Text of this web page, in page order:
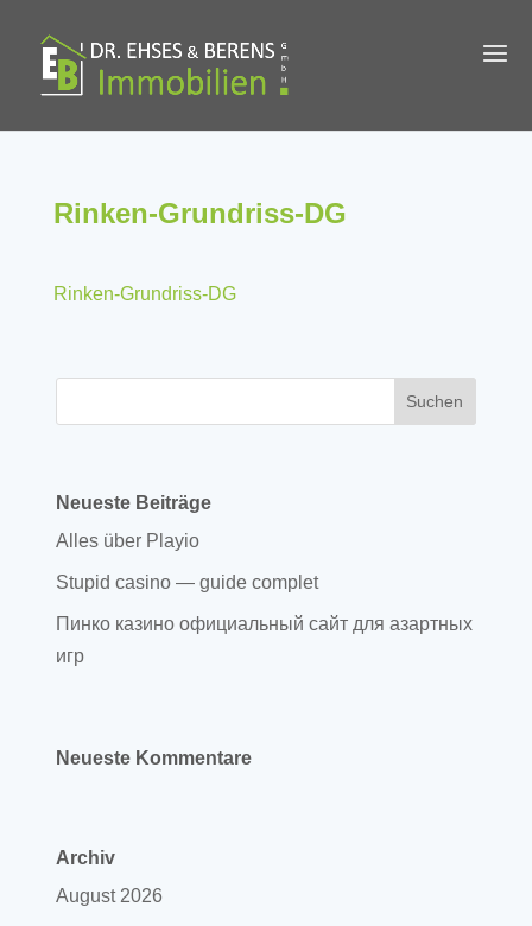
Rinken-Grundriss-DG
Rinken-Grundriss-DG
Neueste Beiträge
Alles über Playio
Stupid casino — guide complet
Пинко казино официальный сайт для азартных
игр
Neueste Kommentare
Archiv
August 2026